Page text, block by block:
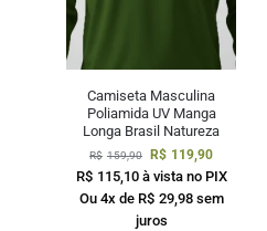
Camiseta Masculina
Poliamida UV Manga
Longa Brasil Natureza
R$ 159,90 R$ 119,90
R$ 115,10 à vista no PIX
Ou 4x de R$ 29,98 sem
juros